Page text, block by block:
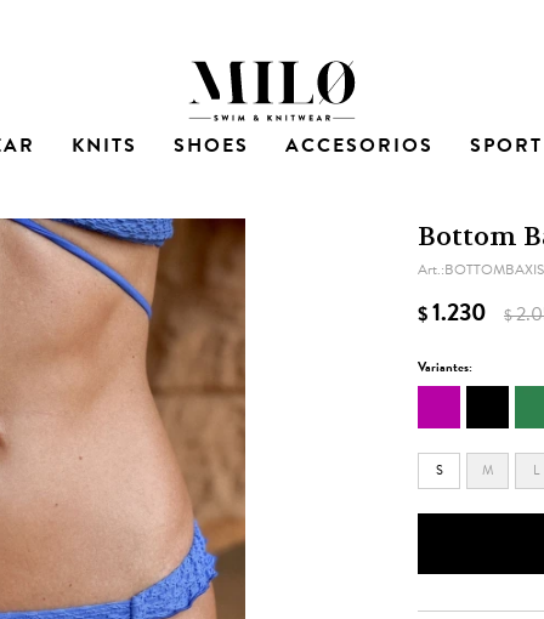
KNITS SHOES ACCESORIOS SPORT
Bottom
$1.230 $
Variantes:
S M L